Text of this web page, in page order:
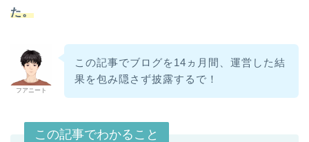
た。
フアニート
この記事でブログを14ヵ月間、運営した結
果を包み隠さず披露するで！
この記事でわかること